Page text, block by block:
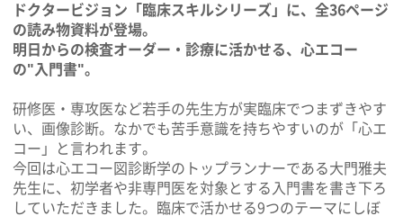
ドクタービジョン「臨床スキルシリーズ」に、全36ページ
の読み物資料が登場。
明日からの検査オーダー・診療に活かせる、心エコー
の"入門書"。
研修医・専攻医など若手の先生方が実臨床でつまずきやす
い、画像診断。なかでも苦手意識を持ちやすいのが「心エ
コー」と言われます。
今回は心エコー図診断学のトップランナーである大門雅夫
先生に、初学者や非専門医を対象とする入門書を書き下ろ
していただきました。臨床で活かせる9つのテーマにしぼ